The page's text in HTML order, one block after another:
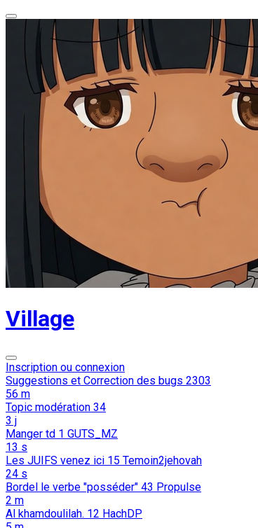
Village
Inscription ou connexion
Suggestions et Correction des bugs 2303
56 m
Topic modération 34
3 j
Manger td 1 GUTS_MZ
13 s
Les JUIFS venez ici 15 Temoin2jehovah
24 s
Bordel le verbe "posséder" 43 Propulse
2 m
Al khamdoulilah. 12 HachDP